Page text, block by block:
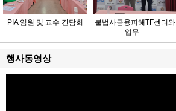
PIA 임원 및 교수 간담회
불법사금융피해TF센터와
업무...
행사동영상